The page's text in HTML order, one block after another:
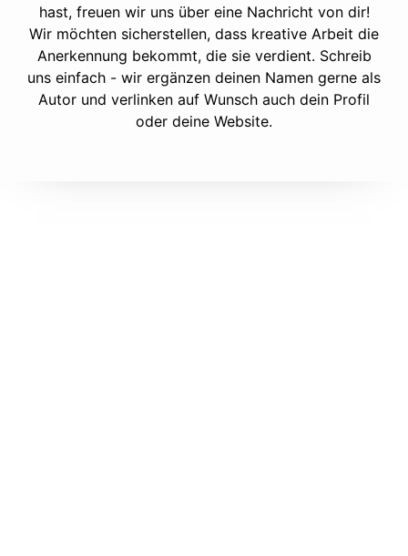
hast, freuen wir uns über eine Nachricht von dir!
Wir möchten sicherstellen, dass kreative Arbeit die
Anerkennung bekommt, die sie verdient. Schreib
uns einfach - wir ergänzen deinen Namen gerne als
Autor und verlinken auf Wunsch auch dein Profil
oder deine Website.